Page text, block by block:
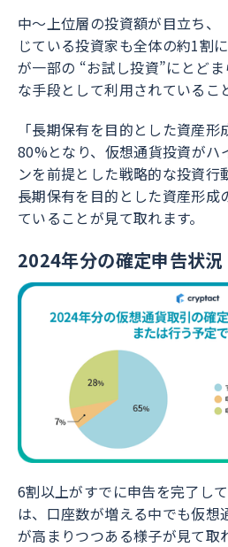
中〜上位層の投資額が目立ち
じている投資家も全体の約1割
が一部の “お試し投資”にとど
な手段として利用されているこ
「長期保有を目的とした資産
80%となり、仮想通貨投資がハ
ンを前提とした戦略的な投資行
長期保有を目的とした資産形成
ていることが見て取れます。
2024年分の確定申告状況
6割以上がすでに申告を完了し
は、口座数が増える中でも仮想
が高まりつつある様子が見て取